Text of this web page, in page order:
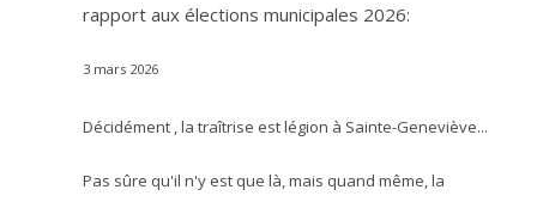
rapport aux élections municipales 2026:
3 mars 2026
Décidément , la traîtrise est légion à Sainte-Geneviève...
Pas sûre qu'il n'y est que là, mais quand même, la